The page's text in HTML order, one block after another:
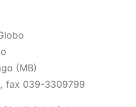
(MB)
fax 039-3309799